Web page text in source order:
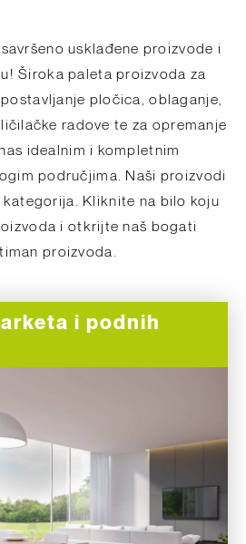
usklađene proizvode i
Široka paleta proizvoda za
pločica, oblaganje,
radove te za opremanje
idealnim i kompletnim
područjima. Naši proizvodi
kategorija. Kliknite na bilo koju
i otkrijte naš bogati
proizvoda.
i podnih